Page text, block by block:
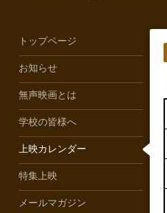
トップページ
お知らせ
無声映画とは
学校の皆様へ
上映カレンダー
特集上映
メールマガジン